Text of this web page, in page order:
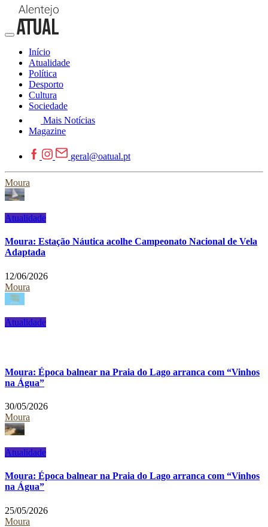
Início
Atualidade
Política
Desporto
Cultura
Sociedade
Mais Notícias
Magazine
geral@oatual.pt
Moura
Atualidade
Moura: Estação Náutica acolhe Campeonato Nacional de Vela
Adaptada
12/06/2026
Moura
Atualidade
Moura: Época balnear na Praia do Lago arranca com “Vinhos
na Água”
30/05/2026
Moura
Atualidade
Moura: Época balnear na Praia do Lago arranca com “Vinhos
na Água”
25/05/2026
Moura